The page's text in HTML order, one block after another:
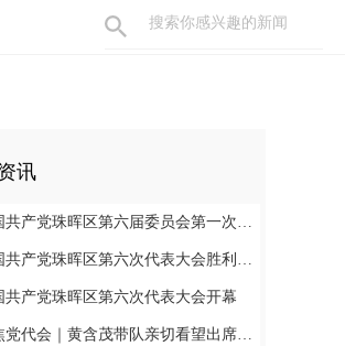
讯
产党珠晖区第六届委员会第一次全体会议召开
产党珠晖区第六次代表大会胜利闭幕
共产党珠晖区第六次代表大会开幕
会｜黄含茂带队亲切看望出席珠晖区第六次党代会的代表